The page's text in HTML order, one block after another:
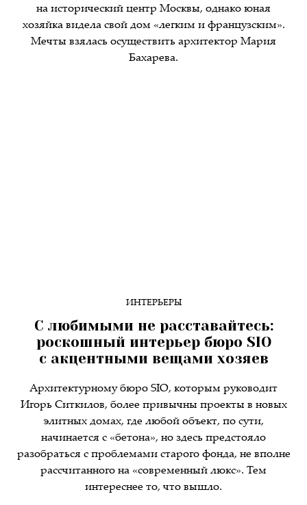
на исторический центр Москвы, однако юная
хозяйка видела свой дом «легким и французским».
Мечты взялась осуществить архитектор Мария
Бахарева.
ИНТЕРЬЕРЫ
С любимыми не расставайтесь:
роскошный интерьер бюро SIO
с акцентными вещами хозяев
Архитектурному бюро SIO, которым руководит
Игорь Ситкилов, более привычны проекты в новых
элитных домах, где любой объект, по сути,
начинается с «бетона», но здесь предстояло
разобраться с проблемами старого фонда, не вполне
рассчитанного на «современный люкс». Тем
интереснее то, что вышло.